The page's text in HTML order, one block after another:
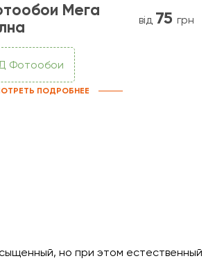
Мега
від 75 грн
Фотообои
ПОДРОБНЕЕ
но при этом естественный